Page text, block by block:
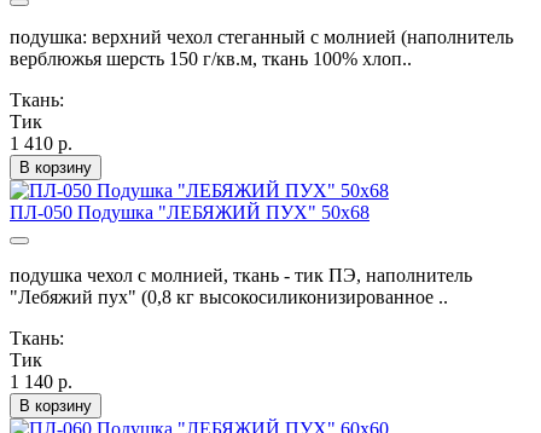
подушка: верхний чехол стеганный с молнией (наполнитель
верблюжья шерсть 150 г/кв.м, ткань 100% хлоп..
Ткань:
Тик
1 410 р.
В корзину
ПЛ-050 Подушка "ЛЕБЯЖИЙ ПУХ" 50х68
подушка чехол с молнией, ткань - тик ПЭ, наполнитель
"Лебяжий пух" (0,8 кг высокосиликонизированное ..
Ткань:
Тик
1 140 р.
В корзину